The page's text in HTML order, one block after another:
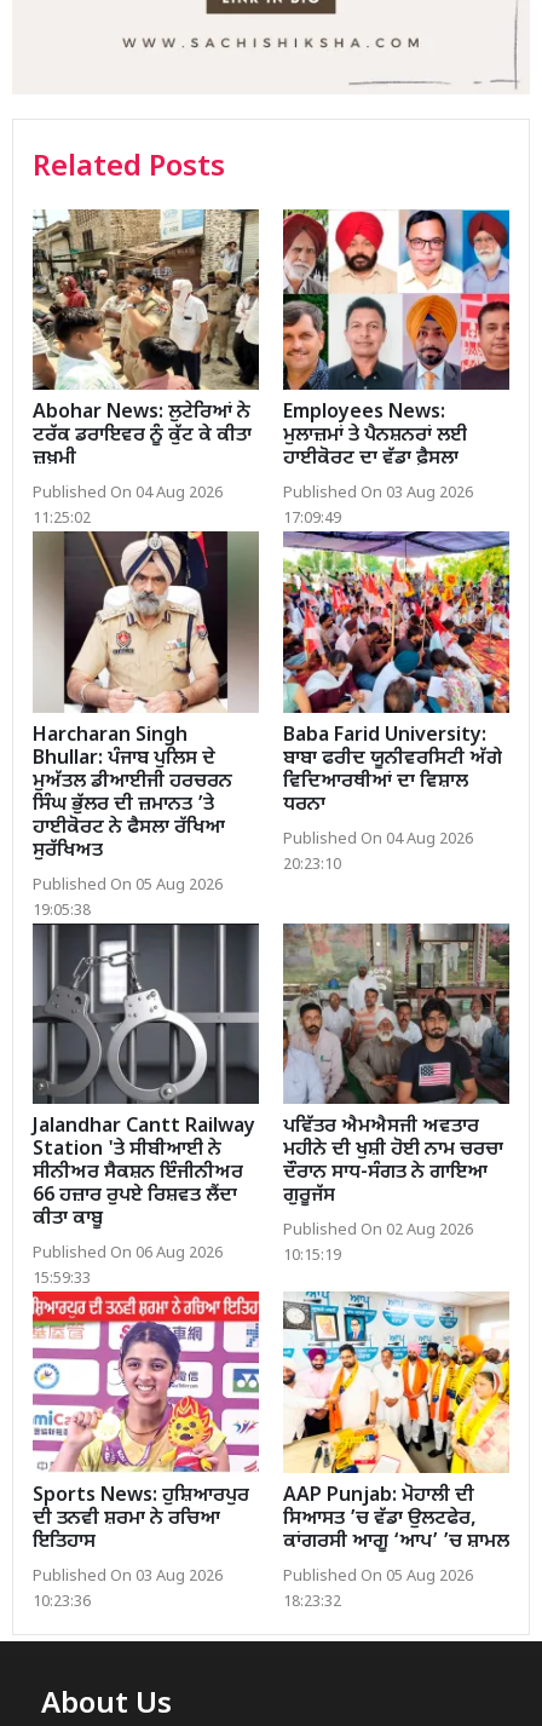
Related Posts
Abohar News: ਲੁਟੇਰਿਆਂ ਨੇ
ਟਰੱਕ ਡਰਾਇਵਰ ਨੂੰ ਕੁੱਟ ਕੇ ਕੀਤਾ
ਜ਼ਖ਼ਮੀ
Published On 04 Aug 2026
11:25:02
Employees News:
ਮੁਲਾਜ਼ਮਾਂ ਤੇ ਪੈਨਸ਼ਨਰਾਂ ਲਈ
ਹਾਈਕੋਰਟ ਦਾ ਵੱਡਾ ਫ਼ੈਸਲਾ
Published On 03 Aug 2026
17:09:49
Harcharan Singh
Bhullar: ਪੰਜਾਬ ਪੁਲਿਸ ਦੇ
ਮੁਅੱਤਲ ਡੀਆਈਜੀ ਹਰਚਰਨ
ਸਿੰਘ ਭੁੱਲਰ ਦੀ ਜ਼ਮਾਨਤ ’ਤੇ
ਹਾਈਕੋਰਟ ਨੇ ਫੈਸਲਾ ਰੱਖਿਆ
ਸੁਰੱਖਿਅਤ
Published On 05 Aug 2026
19:05:38
Baba Farid University:
ਬਾਬਾ ਫਰੀਦ ਯੂਨੀਵਰਸਿਟੀ ਅੱਗੇ
ਵਿਦਿਆਰਥੀਆਂ ਦਾ ਵਿਸ਼ਾਲ
ਧਰਨਾ
Published On 04 Aug 2026
20:23:10
Jalandhar Cantt Railway
Station 'ਤੇ ਸੀਬੀਆਈ ਨੇ
ਸੀਨੀਅਰ ਸੈਕਸ਼ਨ ਇੰਜੀਨੀਅਰ
66 ਹਜ਼ਾਰ ਰੁਪਏ ਰਿਸ਼ਵਤ ਲੈਂਦਾ
ਕੀਤਾ ਕਾਬੂ
Published On 06 Aug 2026
15:59:33
ਪਵਿੱਤਰ ਐਮਐਸਜੀ ਅਵਤਾਰ
ਮਹੀਨੇ ਦੀ ਖੁਸ਼ੀ ਹੋਈ ਨਾਮ ਚਰਚਾ
ਦੌਰਾਨ ਸਾਧ-ਸੰਗਤ ਨੇ ਗਾਇਆ
ਗੁਰੂਜੱਸ
Published On 02 Aug 2026
10:15:19
Sports News: ਹੁਸ਼ਿਆਰਪੁਰ
ਦੀ ਤਨਵੀ ਸ਼ਰਮਾ ਨੇ ਰਚਿਆ
ਇਤਿਹਾਸ
Published On 03 Aug 2026
10:23:36
AAP Punjab: ਮੋਹਾਲੀ ਦੀ
ਸਿਆਸਤ ’ਚ ਵੱਡਾ ਉਲਟਫੇਰ,
ਕਾਂਗਰਸੀ ਆਗੂ ‘ਆਪ’ ’ਚ ਸ਼ਾਮਲ
Published On 05 Aug 2026
18:23:32
About Us